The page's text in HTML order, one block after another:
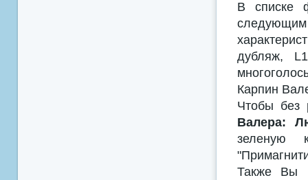
В списке
дубляж,
Карпин
Чтобы без
Валера:
зеленую
Также Вы